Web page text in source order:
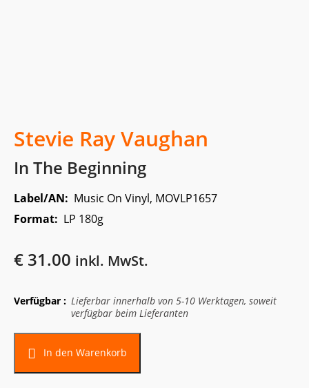
Stevie Ray Vaughan
In The Beginning
Label/AN: Music On Vinyl, MOVLP1657
Format: LP 180g
€ 31.00 inkl. MwSt.
Verfügbar : Lieferbar innerhalb von 5-10 Werktagen, soweit
verfügbar beim Lieferanten
In den Warenkorb